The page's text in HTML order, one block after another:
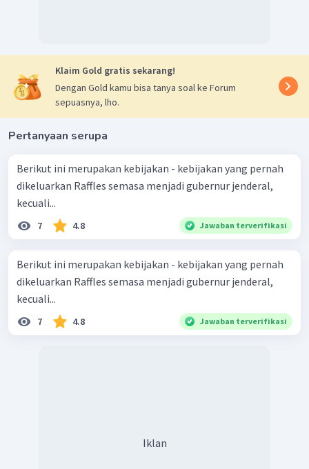
Klaim Gold gratis sekarang!
Dengan Gold kamu bisa tanya soal ke Forum
sepuasnya, lho.
Pertanyaan serupa
Berikut ini merupakan kebijakan - kebijakan yang pernah
dikeluarkan Raffles semasa menjadi gubernur jenderal,
kecuali...
7 4.8 Jawaban terverifikasi
Berikut ini merupakan kebijakan - kebijakan yang pernah
dikeluarkan Raffles semasa menjadi gubernur jenderal,
kecuali...
7 4.8 Jawaban terverifikasi
Iklan